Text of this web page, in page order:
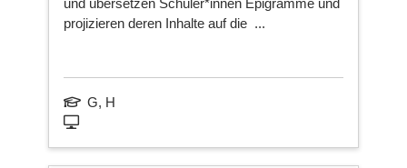
und übersetzen Schüler*innen Epigramme und
projizieren deren Inhalte auf die ...
G, H